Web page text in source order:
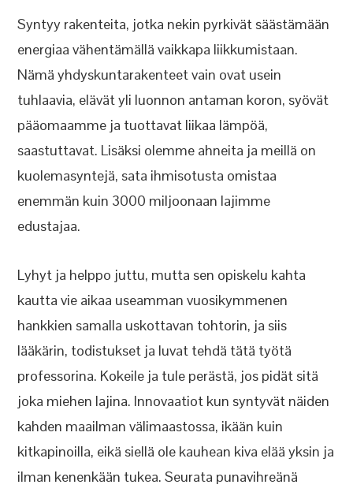
Syntyy rakenteita, jotka nekin pyrkivät säästämään
energiaa vähentämällä vaikkapa liikkumistaan.
Nämä yhdyskuntarakenteet vain ovat usein
tuhlaavia, elävät yli luonnon antaman koron, syövät
pääomaamme ja tuottavat liikaa lämpöä,
saastuttavat. Lisäksi olemme ahneita ja meillä on
kuolemasyntejä, sata ihmisotusta omistaa
enemmän kuin 3000 miljoonaan lajimme
edustajaa.
Lyhyt ja helppo juttu, mutta sen opiskelu kahta
kautta vie aikaa useamman vuosikymmenen
hankkien samalla uskottavan tohtorin, ja siis
lääkärin, todistukset ja luvat tehdä tätä työtä
professorina. Kokeile ja tule perästä, jos pidät sitä
joka miehen lajina. Innovaatiot kun syntyvät näiden
kahden maailman välimaastossa, ikään kuin
kitkapinoilla, eikä siellä ole kauhean kiva elää yksin ja
ilman kenenkään tukea. Seurata punavihreänä